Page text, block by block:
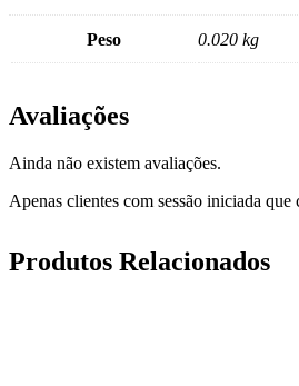
Peso 0.020 kg
Avaliações
Ainda não existem avaliações.
Apenas clientes com sessão iniciada
Produtos Relacionados